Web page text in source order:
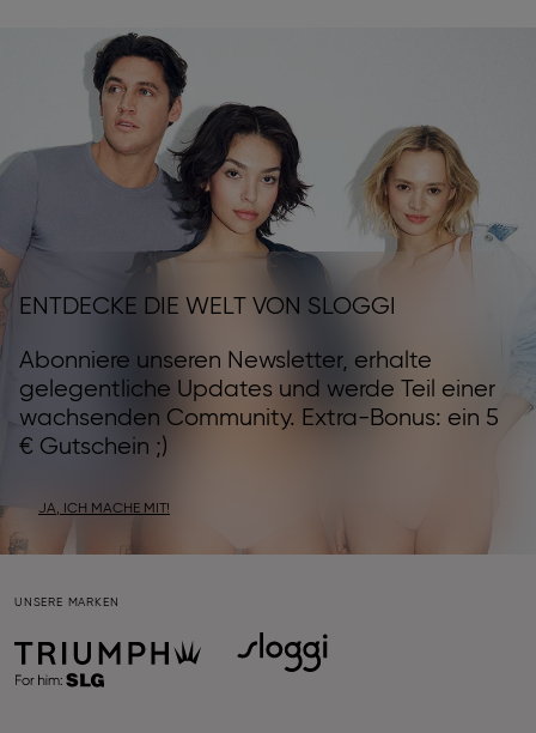
ENTDECKE DIE WELT VON SLOGGI
Abonniere unseren Newsletter, erhalte
gelegentliche Updates und werde Teil einer
wachsenden Community. Extra-Bonus: ein 5
€ Gutschein ;)
JA, ICH MACHE MIT!
UNSERE MARKEN